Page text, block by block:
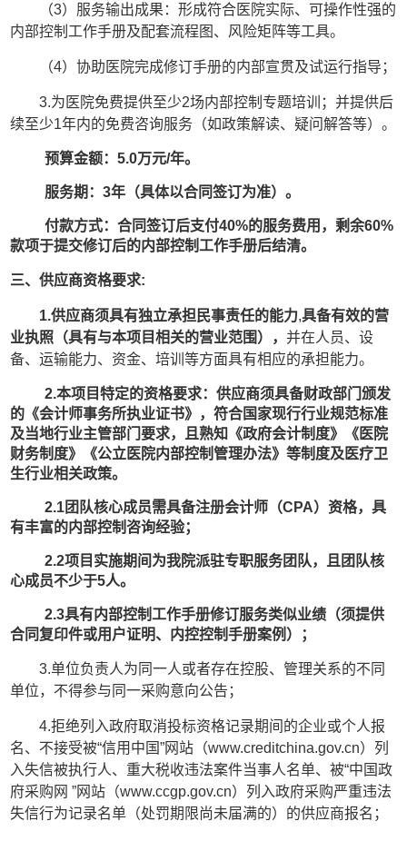
（3）服务输出成果：形成符合医院实际、可操作性强的
内部控制工作手册及配套流程图、风险矩阵等工具。
（4）协助医院完成修订手册的内部宣贯及试运行指导；
3.为医院免费提供至少2场内部控制专题培训；并提供后
续至少1年内的免费咨询服务（如政策解读、疑问解答等）。
预算金额：5.0万元/年。
服务期：3年（具体以合同签订为准）。
付款方式：合同签订后支付40%的服务费用，剩余60%
款项于提交修订后的内部控制工作手册后结清。
三、供应商资格要求:
1.供应商须具有独立承担民事责任的能力,具备有效的营
业执照（具有与本项目相关的营业范围），并在人员、设
备、运输能力、资金、培训等方面具有相应的承担能力。
2.本项目特定的资格要求：供应商须具备财政部门颁发
的《会计师事务所执业证书》 ，符合国家现行行业规范标准
及当地行业主管部门要求，且 熟知 《政府会计制度》《医院
财务制度》《公立医院内部控制管理办法》等制度及医疗卫
生行业相关政策。
2.1团队核心成员需具备注册会计师（CPA）资格，具
有丰富的内部控制咨询经验；
2.2项目实施期间为我院派驻专职服务团队，且团队核
心成员不少于5人。
2.3具有内部控制工作手册修订服务类似业绩（须提供
合同复印件或用户证明、内控控制手册案例）；
3.单位负责人为同一人或者存在控股、管理关系的不同
单位，不得参与同一采购意向公告；
4.拒绝列入政府取消投标资格记录期间的企业或个人报
名、不接受被“信用中国”网站（www.creditchina.gov.cn）列
入失信被执行人、重大税收违法案件当事人名单、被“中国政
府采购网 ”网站（www.ccgp.gov.cn）列入政府采购严重违法
失信行为记录名单（处罚期限尚未届满的）的供应商报名；